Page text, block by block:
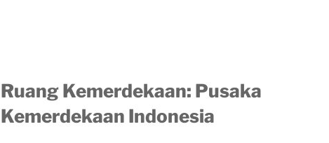
Ruang Kemerdekaan: Pusaka
Kemerdekaan Indonesia